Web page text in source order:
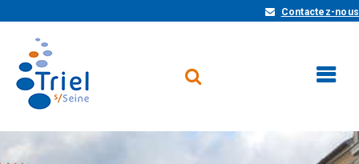
Contactez-nous